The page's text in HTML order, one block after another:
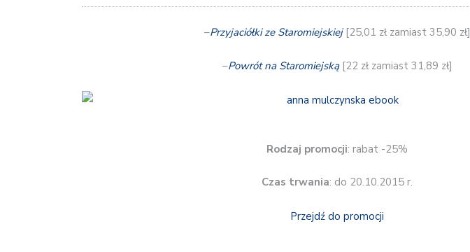
–Przyjaciółki ze Staromiejskiej[25,01 zł zamiast 35,90 zł]
–Powrót na Staromiejską[22 zł zamiast 31,89 zł]
Rodzaj promocji: rabat -25%
Czas trwania: do 20.10.2015 r.
Przejdź do promocji